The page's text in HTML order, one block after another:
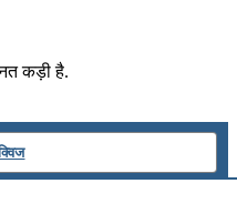
कड़ी है.